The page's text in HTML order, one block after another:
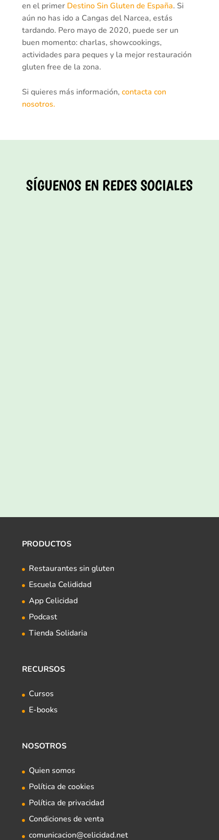
en el primer Destino Sin Gluten de España. Si
aún no has ido a Cangas del Narcea, estás
tardando. Pero mayo de 2020, puede ser un
buen momento: charlas, showcookings,
actividades para peques y la mejor restauración
gluten free de la zona.
Si quieres más información, contacta con
nosotros.
SÍGUENOS EN REDES SOCIALES
PRODUCTOS
Restaurantes sin gluten
Escuela Celididad
App Celicidad
Podcast
Tienda Solidaria
RECURSOS
Cursos
E-books
NOSOTROS
Quien somos
Política de cookies
Política de privacidad
Condiciones de venta
comunicacion@celicidad.net